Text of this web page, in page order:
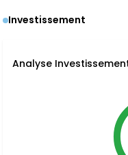
Investissement
Analyse